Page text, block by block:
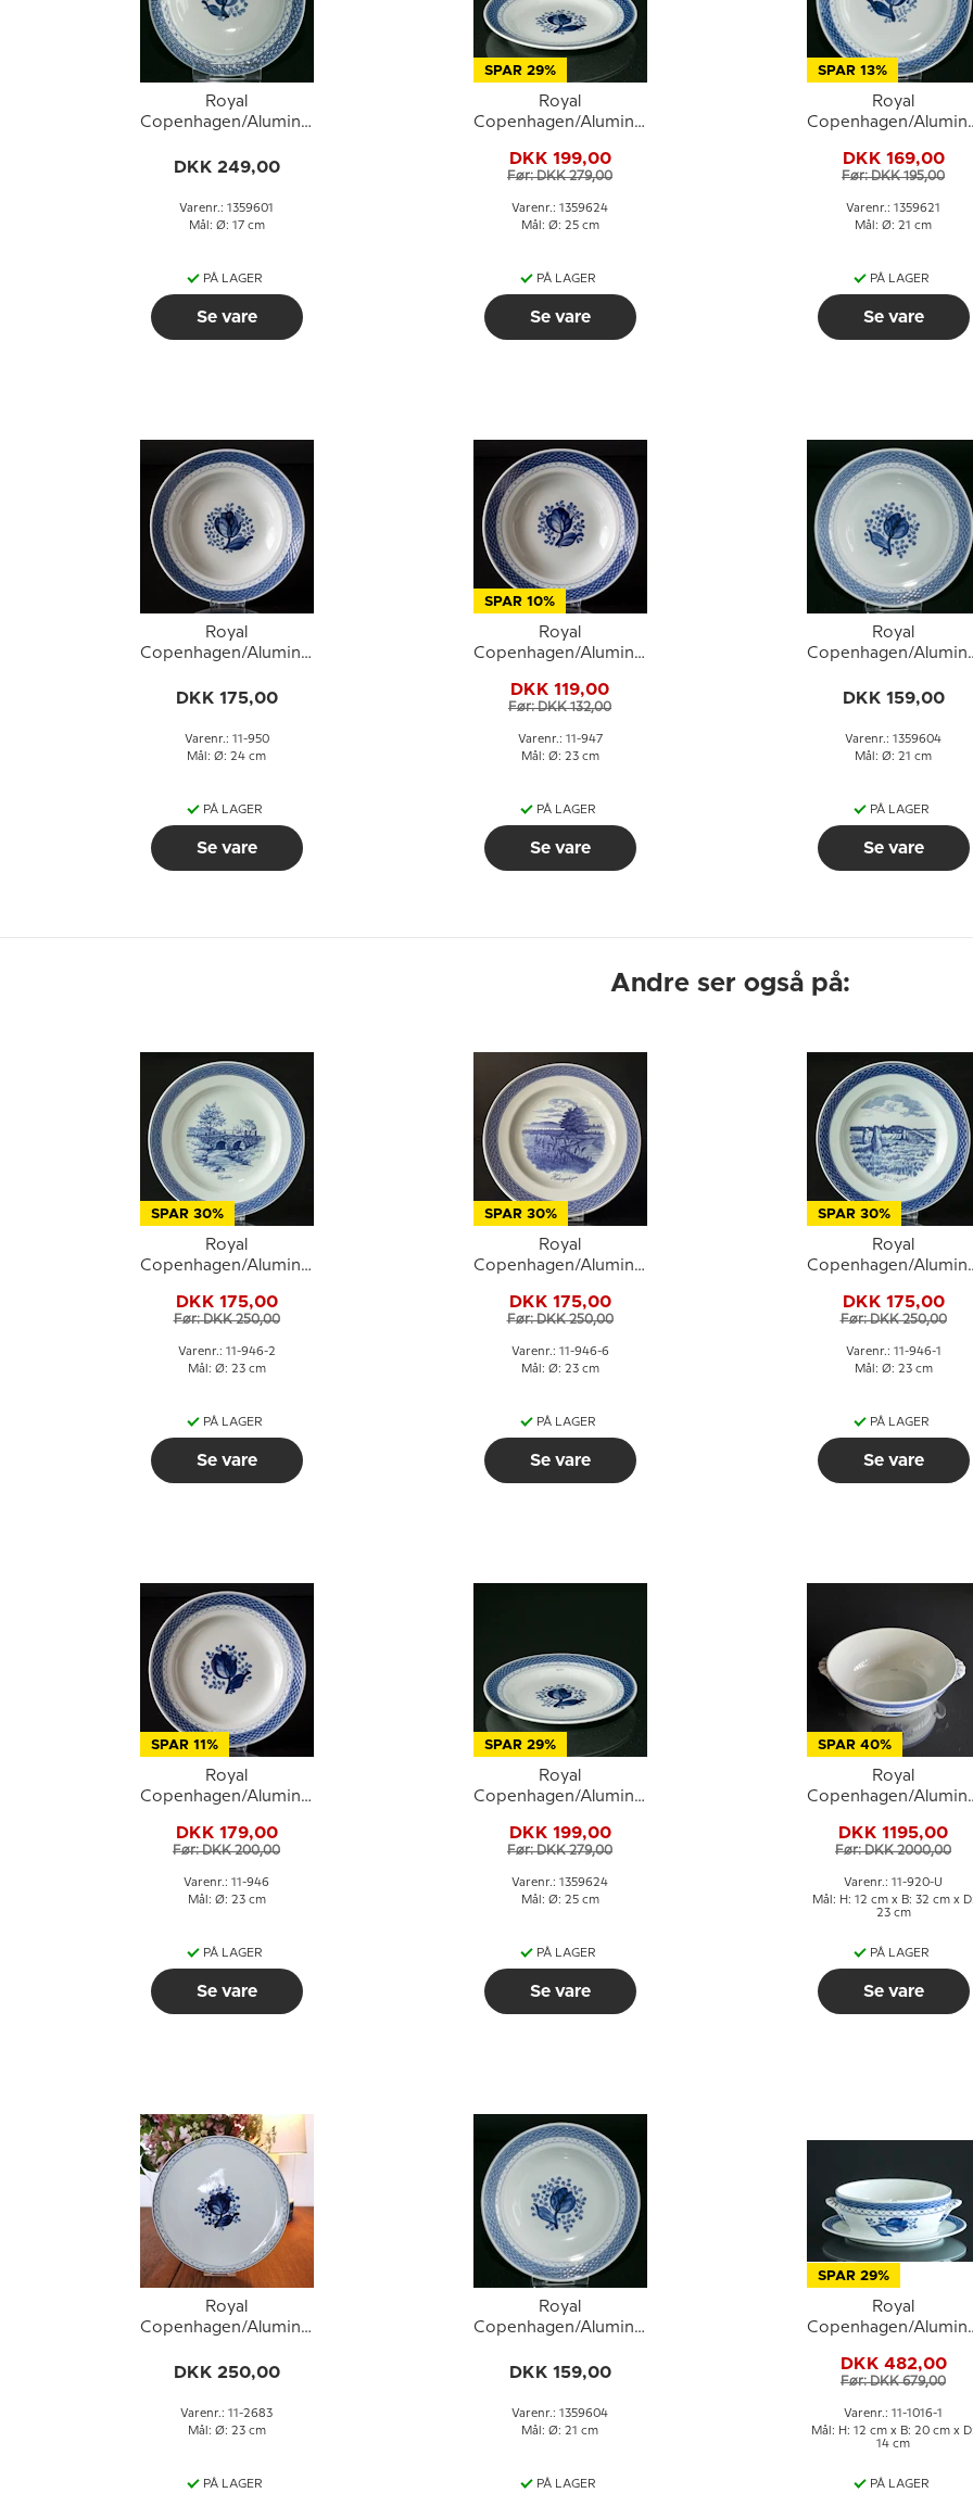
Royal
Copenhagen/Aluminia
ymerskål /
eller 601, 17cm
DKK 249,00
Varenr.: 1359601
Mål: Ø: 17 cm
PÅ LAGER
Se vare
SPAR 29%
Royal
Copenhagen/Aluminia
tallerken 25cm nr.
11/948 eller 624
DKK 199,00
Før: DKK 279,00
Varenr.: 1359624
Mål: Ø: 25 cm
PÅ LAGER
Se vare
SPAR 13%
Royal
Copenhagen/
tallerken 21cm nr.
11/1399 eller 621
DKK 169,00
Før: DKK 195,00
Varenr.: 1359621
Mål: Ø: 21 cm
PÅ LAGER
Se vare
Royal
Copenhagen/Aluminia
tallerken 24cm, nr. 950
DKK 175,00
Varenr.: 11-950
Mål: Ø: 24 cm
PÅ LAGER
Se vare
SPAR 10%
Royal
Copenhagen/Aluminia
tallerken 23cm, nr. 947
DKK 119,00
Før: DKK 132,00
Varenr.: 11-947
Mål: Ø: 23 cm
PÅ LAGER
Se vare
Royal
Copenhagen/
tallerken 21cm nr.
DKK 159,00
Varenr.: 1359604
Mål: Ø: 21 cm
PÅ LAGER
Se vare
Andre ser også på:
SPAR 30%
Royal
Copenhagen/Aluminia
tallerken 23cm nr.
11/946 motiv: Gejlåbro
DKK 175,00
Før: DKK 250,00
Varenr.: 11-946-2
Mål: Ø: 23 cm
PÅ LAGER
Se vare
SPAR 30%
Royal
Copenhagen/Aluminia
tallerken 23cm nr.
11/946 motiv:
Halvvejshøjen
DKK 175,00
Før: DKK 250,00
Varenr.: 11-946-6
Mål: Ø: 23 cm
PÅ LAGER
Se vare
SPAR 30%
Royal
Copenhagen/
tallerken 23cm nr.
11/946 motiv:
Klebækhøjene
DKK 175,00
Før: DKK 250,00
Varenr.: 11-946-1
Mål: Ø: 23 cm
PÅ LAGER
Se vare
SPAR 11%
Royal
Copenhagen/Aluminia
tallerken 23cm, nr. 946
eller 623
DKK 179,00
Før: DKK 200,00
Varenr.: 11-946
Mål: Ø: 23 cm
PÅ LAGER
Se vare
SPAR 29%
Royal
Copenhagen/Aluminia
tallerken 25cm nr.
11/948 eller 624
DKK 199,00
Før: DKK 279,00
Varenr.: 1359624
Mål: Ø: 25 cm
PÅ LAGER
Se vare
SPAR 40%
Royal
Copenhagen/
UDEN låg/stor skål
DKK 1195,00
Før: DKK 2000,00
Varenr.: 11-920-U
Mål: H: 12 cm x B: 32 cm x
23 cm
PÅ LAGER
Se vare
Royal
Copenhagen/Aluminia
tallerken 23cm nr.
DKK 250,00
Varenr.: 11-2683
Mål: Ø: 23 cm
PÅ LAGER
Royal
Copenhagen/Aluminia
tallerken 21cm nr.
DKK 159,00
Varenr.: 1359604
Mål: Ø: 21 cm
PÅ LAGER
SPAR 29%
Royal
Copenhagen/
Sovseskål med
underskål uden låg
DKK 482,00
Før: DKK 679,00
Varenr.: 11-1016-1
Mål: H: 12 cm x B: 20 cm x
14 cm
PÅ LAGER